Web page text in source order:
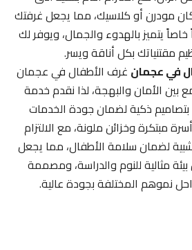
مودرن أو كلاسيك، مما يجعل غرفتك
يتميز بالهدوء والجمال، ويوفر لك
مقتنياتك بكل أناقة ويسر.
عجمانغرف الأطفال في عجمان
الأمان والبهجة، لذا نقدم خدمة
ذكية لضمان جودة الخدمات
مبتكرة وخزائن ملونة، مع الالتزام
لضمان سلامة الأطفال، مما يجعل
للنوم والدراسة، ومصممة
نموهم المختلفة بجودة عالية.